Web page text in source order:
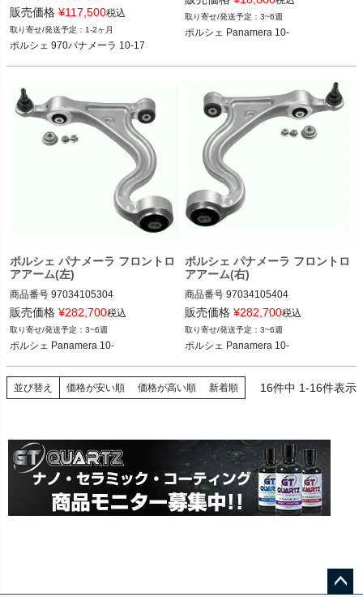
24-265393
ポルシェ 970パナメーラ 10-17
2T14：bil24-265393
販売価格 ¥117,500税込
1-2ヶ月
ポルシェ 970パナメーラ 10-17
3~6週
ポルシェ Panamera 10-
ポルシェ パナメーラ フロントロ
アアーム(左)
商品番号 97034105304
97034105304
販売価格 ¥282,700税込
3~6週
ポルシェ Panamera 10-
ポルシェ パナメーラ フロントロ
アアーム(右)
商品番号 97034105404
97034105404
販売価格 ¥282,700税込
3~6週
ポルシェ Panamera 10-
並び替え 価格が安い順 価格が高い順 新着順 16件中 1-16件表示